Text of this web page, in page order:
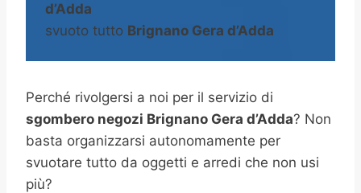
d’Adda
svuoto tutto Brignano Gera d’Adda
Perché rivolgersi a noi per il servizio di
sgombero negozi Brignano Gera d’Adda? Non
basta organizzarsi autonomamente per
svuotare tutto da oggetti e arredi che non usi
più?